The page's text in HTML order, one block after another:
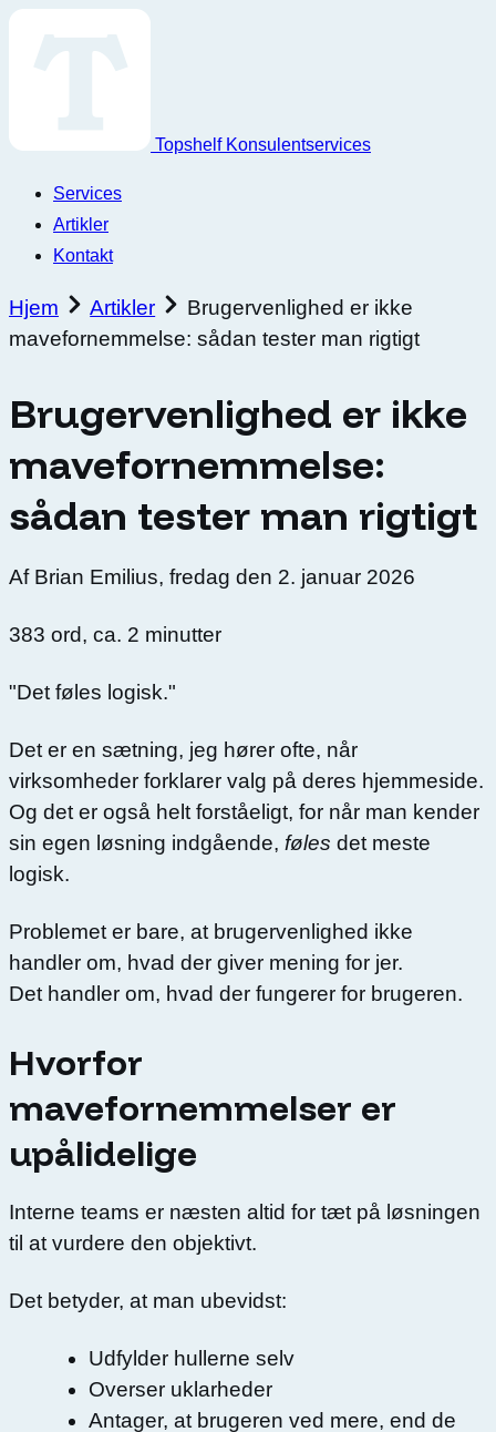
Topshelf Konsulentservices
Services
Artikler
Kontakt
Hjem Artikler
Brugervenlighed er ikke
mavefornemmelse: sådan tester man rigtigt
Brugervenlighed er ikke
mavefornemmelse:
sådan tester man rigtigt
Af Brian Emilius, fredag den 2. januar 2026
383 ord, ca. 2 minutter
"Det føles logisk."
Det er en sætning, jeg hører ofte, når
virksomheder forklarer valg på deres hjemmeside.
Og det er også helt forståeligt, for når man kender
sin egen løsning indgående, føles det meste
logisk.
Problemet er bare, at brugervenlighed ikke
handler om, hvad der giver mening for jer.
Det handler om, hvad der fungerer for brugeren.
Hvorfor
mavefornemmelser er
upålidelige
Interne teams er næsten altid for tæt på løsningen
til at vurdere den objektivt.
Det betyder, at man ubevidst:
Udfylder hullerne selv
Overser uklarheder
Antager, at brugeren ved mere, end de